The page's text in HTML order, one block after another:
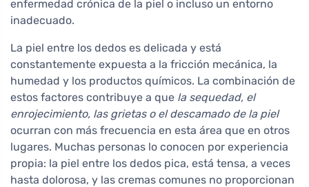
enfermedad crónica de la piel o incluso un entorno
inadecuado.
La piel entre los dedos es delicada y está
constantemente expuesta a la fricción mecánica, la
humedad y los productos químicos. La combinación de
estos factores contribuye a que la sequedad, el
enrojecimiento, las grietas o el descamado de la piel
ocurran con más frecuencia en esta área que en otros
lugares. Muchas personas lo conocen por experiencia
propia: la piel entre los dedos pica, está tensa, a veces
hasta dolorosa, y las cremas comunes no proporcionan